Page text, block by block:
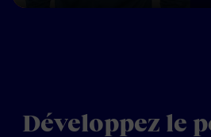
Play
Développez le